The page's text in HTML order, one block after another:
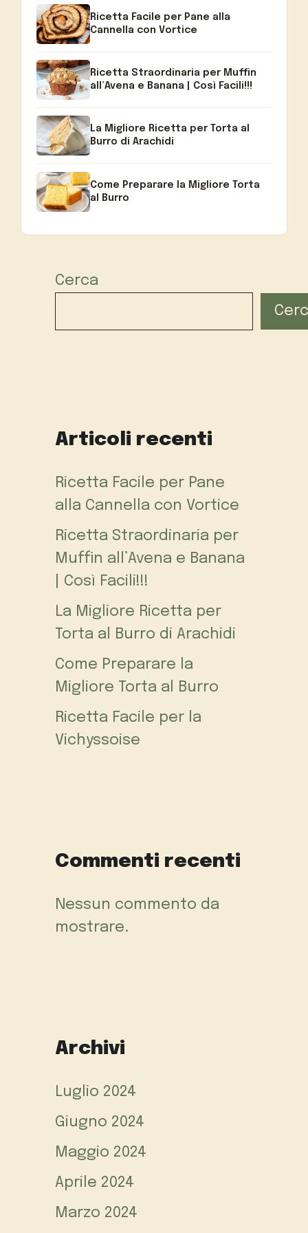
Ricetta Facile per Pane alla
Cannella con Vortice
Ricetta Straordinaria per Muffin
all’Avena e Banana | Così Facili!!!
La Migliore Ricetta per Torta al
Burro di Arachidi
Come Preparare la Migliore Torta
al Burro
Cerca
Articoli recenti
Ricetta Facile per Pane
alla Cannella con Vortice
Ricetta Straordinaria per
Muffin all’Avena e Banana
| Così Facili!!!
La Migliore Ricetta per
Torta al Burro di Arachidi
Come Preparare la
Migliore Torta al Burro
Ricetta Facile per la
Vichyssoise
Commenti recenti
Nessun commento da
mostrare.
Archivi
Luglio 2024
Giugno 2024
Maggio 2024
Aprile 2024
Marzo 2024